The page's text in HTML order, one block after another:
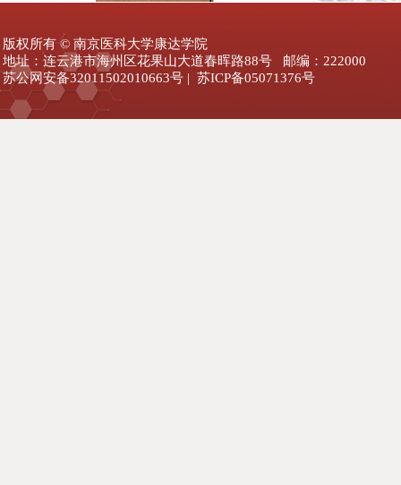
版权所有 © 南京医科大学康达学院
地址：连云港市海州区花果山大道春晖路88号 邮编：222000
苏公网安备32011502010663号 | 苏ICP备05071376号